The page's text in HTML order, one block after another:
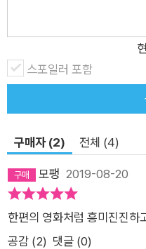
짙은 어둠을 가르고 이모네
다. 다음 날, 톰은 바살러뮤
할머니가 해티라는 것을 알
껴지던 다른 두 세대가 열세
아름다운 정원에서, 아주 특
과 자식을 먼저 떠나보내고
니에게, 어린 시절 추억이었
엇과도 바꿀 수 없는 소중한
름방학을 감옥같은 집에서 꼼
는 자유와 모험을 선물해 준
스포일러 포함
구매자 (2) 전체 (4)
모팽 2019-08-20
한편의 영화처럼 흥미진진하
공감 (2) 댓글 (0)